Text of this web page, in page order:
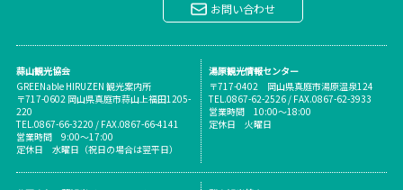
お問い合わせ
蒜山観光協会
GREENable HIRUZEN 観光案内所
〒717-0602 岡山県真庭市蒜山上福田1205-
220
TEL.0867-66-3220 / FAX.0867-66-4141
営業時間 9:00～17:00
定休日 水曜日（祝日の場合は翌平日）
湯原観光情報センター
〒717-0402 岡山県真庭市湯原温泉124
TEL.0867-62-2526 / FAX.0867-62-3933
営業時間 10:00～18:00
定休日 火曜日